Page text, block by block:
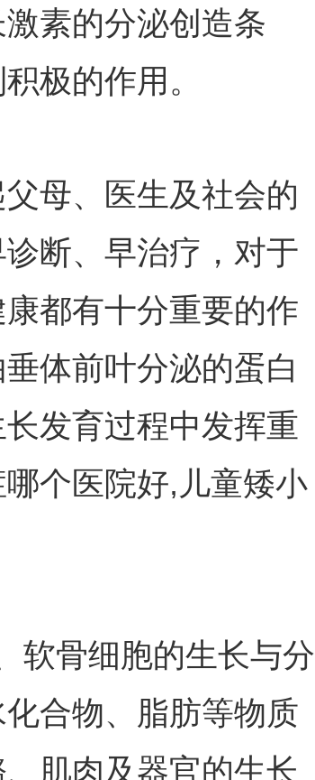
素的分泌创造条
极的作用。
母、医生及社会的
断、早治疗，对于
都有十分重要的作
体前叶分泌的蛋白
发育过程中发挥重
个医院好,儿童矮小
骨细胞的生长与分
合物、脂肪等物质
肌肉及器官的生长